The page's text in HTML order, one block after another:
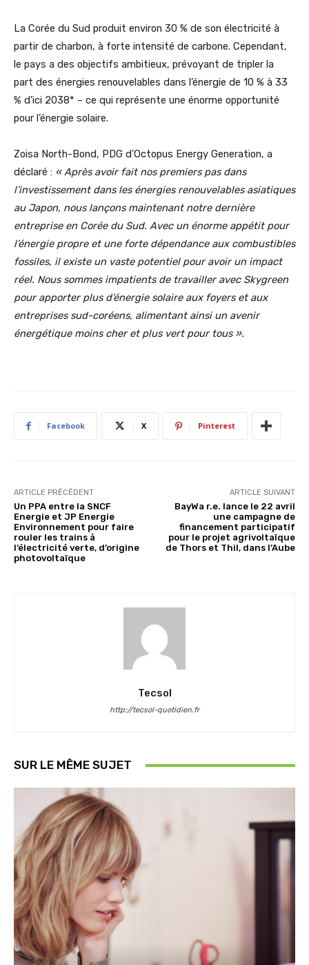
La Corée du Sud produit environ 30 % de son électricité à
partir de charbon, à forte intensité de carbone. Cependant,
le pays a des objectifs ambitieux, prévoyant de tripler la
part des énergies renouvelables dans l’énergie de 10 % à 33
% d’ici 2038* – ce qui représente une énorme opportunité
pour l’énergie solaire.
Zoisa North-Bond, PDG d’Octopus Energy Generation, a
déclaré : « Après avoir fait nos premiers pas dans
l’investissement dans les énergies renouvelables asiatiques
au Japon, nous lançons maintenant notre dernière
entreprise en Corée du Sud. Avec un énorme appétit pour
l’énergie propre et une forte dépendance aux combustibles
fossiles, il existe un vaste potentiel pour avoir un impact
réel. Nous sommes impatients de travailler avec Skygreen
pour apporter plus d’énergie solaire aux foyers et aux
entreprises sud-coréens, alimentant ainsi un avenir
énergétique moins cher et plus vert pour tous ».
Facebook X Pinterest
ARTICLE PRÉCÉDENT
Un PPA entre la SNCF
Energie et JP Energie
Environnement pour faire
rouler les trains à
l’électricité verte, d’origine
photovoltaïque
ARTICLE SUIVANT
BayWa r.e. lance le 22 avril
une campagne de
financement participatif
pour le projet agrivoltaïque
de Thors et Thil, dans l’Aube
Tecsol
http://tecsol-quotidien.fr
SUR LE MÊME SUJET